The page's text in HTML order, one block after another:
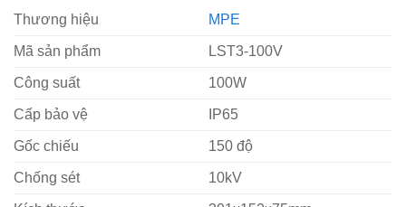
là:
Thương hiệu MPE
Mã sản phẩm LST3-100V
Công suất 100W
Cấp bảo vệ IP65
Gốc chiếu 150 độ
Chống sét 10kV